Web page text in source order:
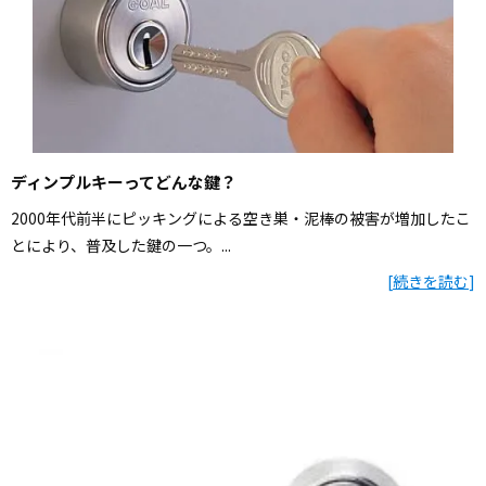
ディンプルキーってどんな鍵？
2000年代前半にピッキングによる空き巣・泥棒の被害が増加したこ
とにより、普及した鍵の一つ。...
[続きを読む]